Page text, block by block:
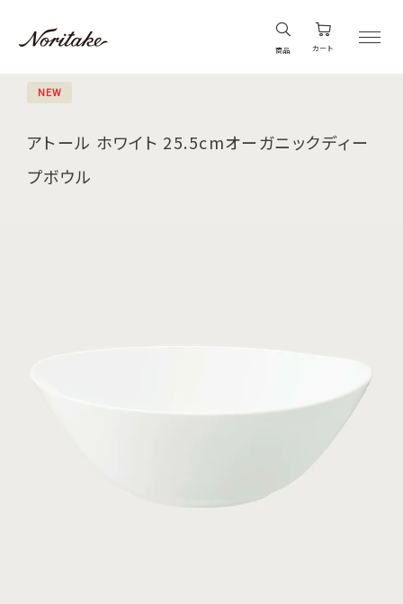
商品 カート
NEW
アトール ホワイト 25.5cmオーガニックディー
プボウル